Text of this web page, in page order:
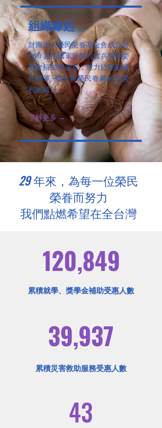
組織緣起
財團法人榮民榮眷基金會成立於
86年是由國軍退除役官兵輔導委
員會捐助而成立，致力於照顧退
役國軍-榮民與榮民眷屬的非營
利組織。
了解更多 →
29年來，為每一位榮民
榮眷而努力
我們點燃希望在全台灣
120,849
​累積就學、獎學金補助受惠人數
39,937
累積災害救助服務受惠人數
​43